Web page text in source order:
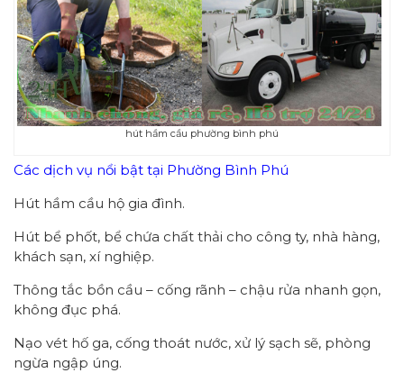
hút hầm cầu phường bình phú
Các dịch vụ nổi bật tại Phường Bình Phú
Hút hầm cầu hộ gia đình.
Hút bể phốt, bể chứa chất thải cho công ty, nhà hàng,
khách sạn, xí nghiệp.
Thông tắc bồn cầu – cống rãnh – chậu rửa nhanh gọn,
không đục phá.
Nạo vét hố ga, cống thoát nước, xử lý sạch sẽ, phòng
ngừa ngập úng.